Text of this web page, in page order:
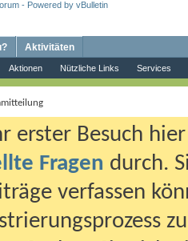
Aktionen Nützliche Links Services
Aktivitäten
erster Besuch
Fragen durch.
verfassen